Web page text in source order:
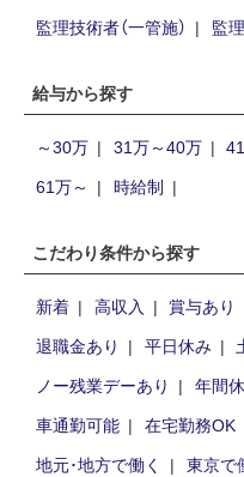
監理技術者（一管施）
監
給与から探す
～30万 31万～40万
61万～
時給制
こだわり条件から探す
新着 高収入 賞与あり
退職金あり
平日休み
ノー残業デーあり
年間
車通勤可能
在宅勤務OK
地元･地方で働く
東京で